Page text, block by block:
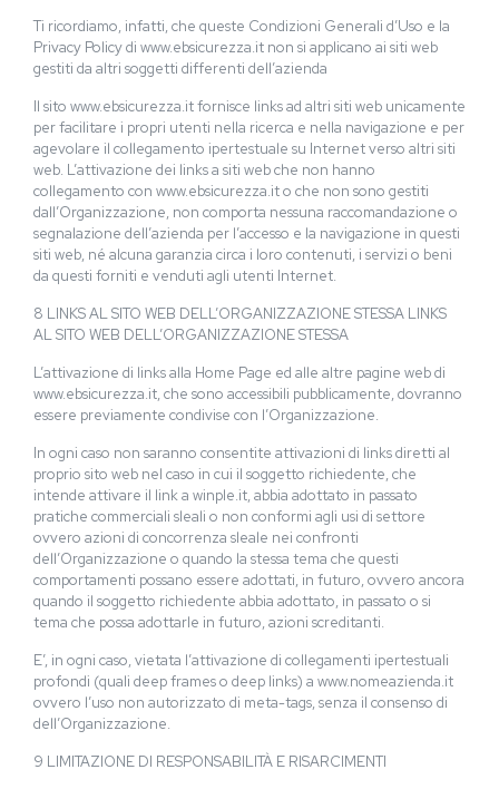
Ti ricordiamo, infatti, che queste Condizioni Generali d’Uso e la
Privacy Policy di www.ebsicurezza.it non si applicano ai siti web
gestiti da altri soggetti differenti dell’azienda
Il sito www.ebsicurezza.it fornisce links ad altri siti web unicamente
per facilitare i propri utenti nella ricerca e nella navigazione e per
agevolare il collegamento ipertestuale su Internet verso altri siti
web. L’attivazione dei links a siti web che non hanno
collegamento con www.ebsicurezza.it o che non sono gestiti
dall’Organizzazione, non comporta nessuna raccomandazione o
segnalazione dell’azienda per l’accesso e la navigazione in questi
siti web, né alcuna garanzia circa i loro contenuti, i servizi o beni
da questi forniti e venduti agli utenti Internet.
8 LINKS AL SITO WEB DELL’ORGANIZZAZIONE STESSA LINKS
AL SITO WEB DELL’ORGANIZZAZIONE STESSA
L’attivazione di links alla Home Page ed alle altre pagine web di
www.ebsicurezza.it, che sono accessibili pubblicamente, dovranno
essere previamente condivise con l’Organizzazione.
In ogni caso non saranno consentite attivazioni di links diretti al
proprio sito web nel caso in cui il soggetto richiedente, che
intende attivare il link a winple.it, abbia adottato in passato
pratiche commerciali sleali o non conformi agli usi di settore
ovvero azioni di concorrenza sleale nei confronti
dell’Organizzazione o quando la stessa tema che questi
comportamenti possano essere adottati, in futuro, ovvero ancora
quando il soggetto richiedente abbia adottato, in passato o si
tema che possa adottarle in futuro, azioni screditanti.
E’, in ogni caso, vietata l’attivazione di collegamenti ipertestuali
profondi (quali deep frames o deep links) a www.nomeazienda.it
ovvero l’uso non autorizzato di meta-tags, senza il consenso di
dell’Organizzazione.
9 LIMITAZIONE DI RESPONSABILITÀ E RISARCIMENTI